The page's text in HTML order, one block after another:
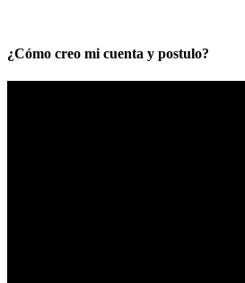
¿Cómo creo mi cuenta y postulo?